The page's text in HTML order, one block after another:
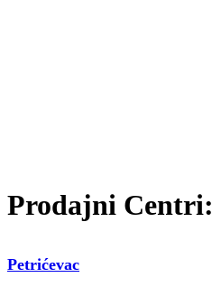
Prodajni Centri:
Petrićevac